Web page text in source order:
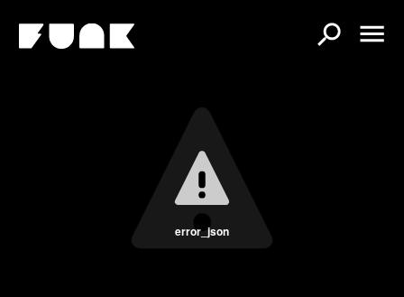
error_json